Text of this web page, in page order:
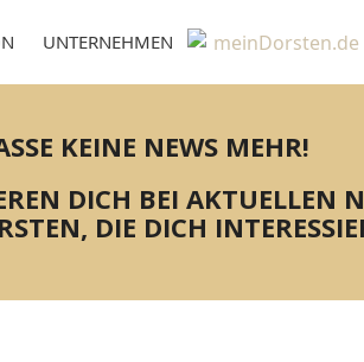
UNTERNEHMEN
KEINE NEWS MEHR!
DICH BEI AKTUELLEN
DIE DICH